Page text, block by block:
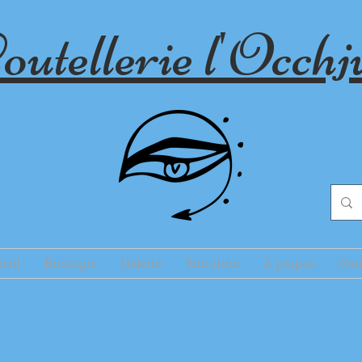
Boutique Galerie Entretien À propos